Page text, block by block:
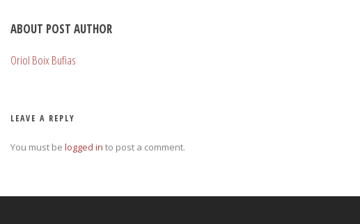
ABOUT POST AUTHOR
Oriol Boix Bufias
LEAVE A REPLY
You must be logged in to post a comment.